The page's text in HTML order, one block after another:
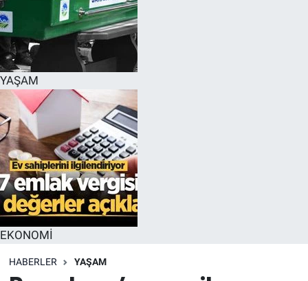
YAŞAM
EKONOMİ
HABERLER YAŞAM